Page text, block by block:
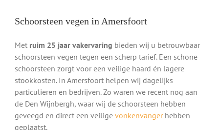
Schoorsteen vegen in Amersfoort
Met ruim 25 jaar vakervaring bieden wij u betrouwbaar
schoorsteen vegen tegen een scherp tarief. Een schone
schoorsteen zorgt voor een veilige haard én lagere
stookkosten. In Amersfoort helpen wij dagelijks
particulieren en bedrijven. Zo waren we recent nog aan
de Den Wijnbergh, waar wij de schoorsteen hebben
geveegd en direct een veilige vonkenvangerhebben
geplaatst.